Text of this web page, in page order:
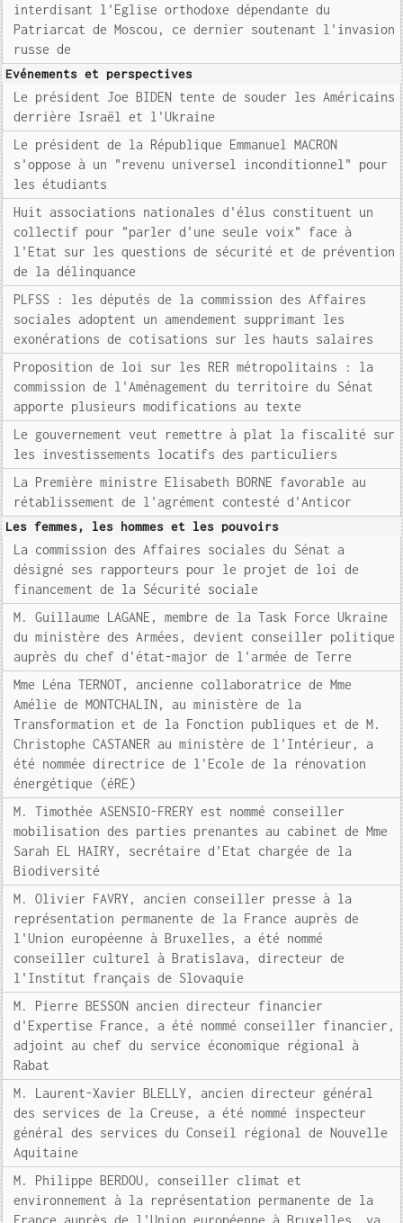
interdisant l'Eglise orthodoxe dépendante du
Patriarcat de Moscou, ce dernier soutenant l'invasion
russe de
Evénements et perspectives
Le président Joe BIDEN tente de souder les Américains
derrière Israël et l'Ukraine
Le président de la République Emmanuel MACRON
s'oppose à un "revenu universel inconditionnel" pour
les étudiants
Huit associations nationales d'élus constituent un
collectif pour "parler d'une seule voix" face à
l'Etat sur les questions de sécurité et de prévention
de la délinquance
PLFSS : les députés de la commission des Affaires
sociales adoptent un amendement supprimant les
exonérations de cotisations sur les hauts salaires
Proposition de loi sur les RER métropolitains : la
commission de l'Aménagement du territoire du Sénat
apporte plusieurs modifications au texte
Le gouvernement veut remettre à plat la fiscalité sur
les investissements locatifs des particuliers
La Première ministre Elisabeth BORNE favorable au
rétablissement de l'agrément contesté d'Anticor
Les femmes, les hommes et les pouvoirs
La commission des Affaires sociales du Sénat a
désigné ses rapporteurs pour le projet de loi de
financement de la Sécurité sociale
M. Guillaume LAGANE, membre de la Task Force Ukraine
du ministère des Armées, devient conseiller politique
auprès du chef d'état-major de l'armée de Terre
Mme Léna TERNOT, ancienne collaboratrice de Mme
Amélie de MONTCHALIN, au ministère de la
Transformation et de la Fonction publiques et de M.
Christophe CASTANER au ministère de l'Intérieur, a
été nommée directrice de l'Ecole de la rénovation
énergétique (éRE)
M. Timothée ASENSIO-FRERY est nommé conseiller
mobilisation des parties prenantes au cabinet de Mme
Sarah EL HAIRY, secrétaire d'Etat chargée de la
Biodiversité
M. Olivier FAVRY, ancien conseiller presse à la
représentation permanente de la France auprès de
l'Union européenne à Bruxelles, a été nommé
conseiller culturel à Bratislava, directeur de
l'Institut français de Slovaquie
M. Pierre BESSON ancien directeur financier
d'Expertise France, a été nommé conseiller financier,
adjoint au chef du service économique régional à
Rabat
M. Laurent-Xavier BLELLY, ancien directeur général
des services de la Creuse, a été nommé inspecteur
général des services du Conseil régional de Nouvelle
Aquitaine
M. Philippe BERDOU, conseiller climat et
environnement à la représentation permanente de la
France auprès de l'Union européenne à Bruxelles, va